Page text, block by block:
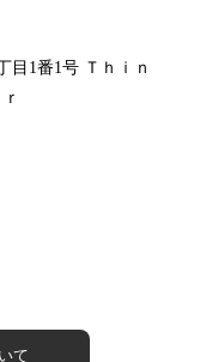
目1番1号 Ｔｈｉｎ
て